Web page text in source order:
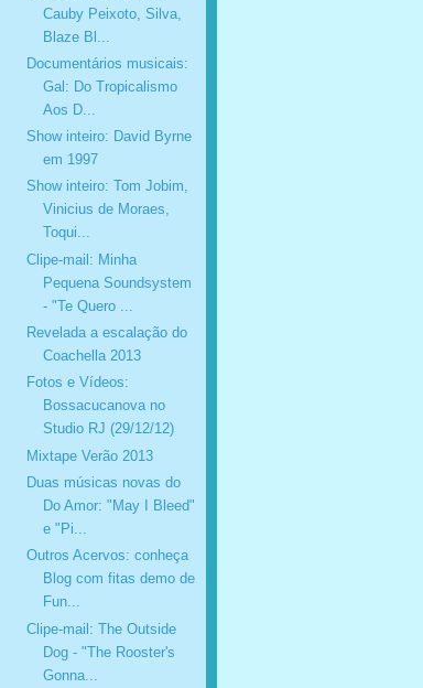
Cauby Peixoto, Silva,
Blaze Bl...
Documentários musicais:
Gal: Do Tropicalismo
Aos D...
Show inteiro: David Byrne
em 1997
Show inteiro: Tom Jobim,
Vinicius de Moraes,
Toqui...
Clipe-mail: Minha
Pequena Soundsystem
- "Te Quero ...
Revelada a escalação do
Coachella 2013
Fotos e Vídeos:
Bossacucanova no
Studio RJ (29/12/12)
Mixtape Verão 2013
Duas músicas novas do
Do Amor: "May I Bleed"
e "Pi...
Outros Acervos: conheça
Blog com fitas demo de
Fun...
Clipe-mail: The Outside
Dog - "The Rooster's
Gonna...